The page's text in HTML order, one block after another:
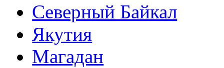
Северный Байкал
Якутия
Магадан